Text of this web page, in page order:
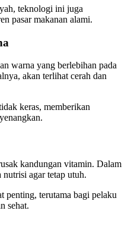
teknologi ini juga
pasar makanan alami.
warna yang berlebihan pada
akan terlihat cerah dan
keras, memberikan
kandungan vitamin. Dalam
agar tetap utuh.
penting, terutama bagi pelaku
sehat.